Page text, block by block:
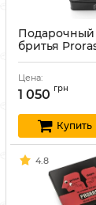
Подарочный
бритья
Selection
Артикул:
Цена:
1 050 грн
Купить
4.8